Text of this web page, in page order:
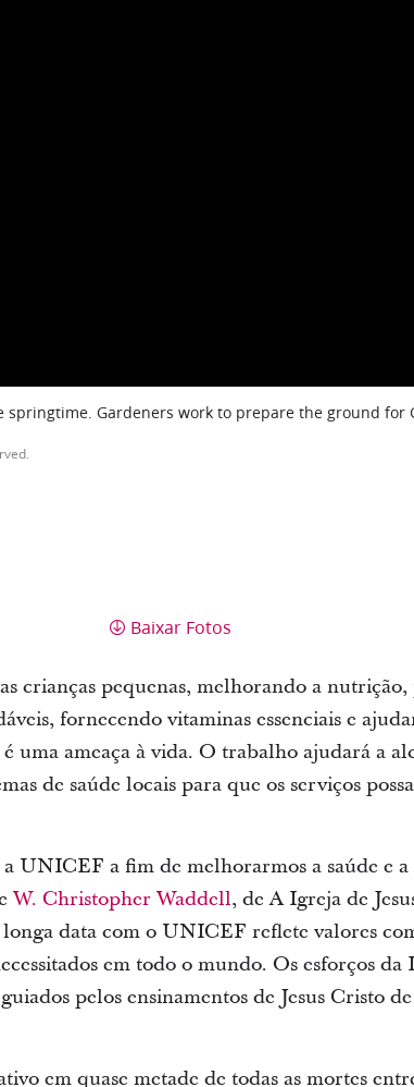
Gardeners work to prepare the ground for
Baixar Fotos
crianças pequenas, melhorando a
fornecendo vitaminas essenciais e
uma ameaça à vida. O trabalho ajudará a
de saúde locais para que os serviços
UNICEF a fim de melhorarmos a saúde e
W. Christopher Waddell, de A Igreja de
data com o UNICEF reflete valores
em todo o mundo. Os esforços
pelos ensinamentos de Jesus Cristo
em quase metade de todas as mortes